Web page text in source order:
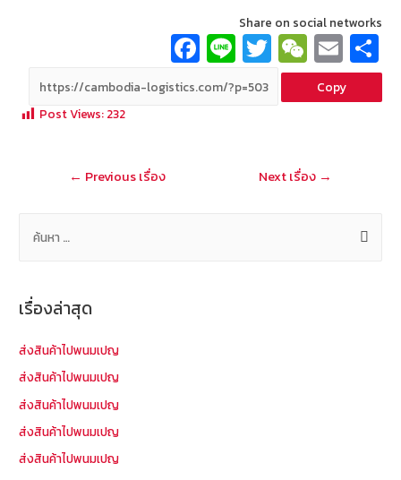
Share on social networks
Fa
ce
b
Li
n
e
T
wi
tt
W
e
C
at
E
m
ai
Copy
Post Views: 232
แนะแนว
← Previous เรื่อง Next เรื่อง →
ห
รั
เรื่องล่าสุด
ส่งสินค้าไปพนมเปญ
ส่งสินค้าไปพนมเปญ
ส่งสินค้าไปพนมเปญ
ส่งสินค้าไปพนมเปญ
ส่งสินค้าไปพนมเปญ